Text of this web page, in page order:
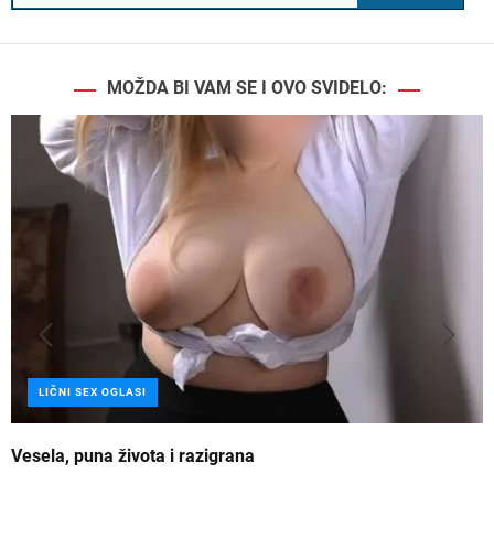
MOŽDA BI VAM SE I OVO SVIDELO:
LIČNI SEX OGLASI
Vesela, puna života i razigrana